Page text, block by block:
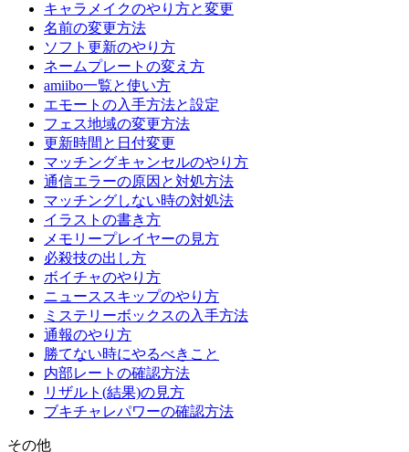
キャラメイクのやり方と変更
名前の変更方法
ソフト更新のやり方
ネームプレートの変え方
amiibo一覧と使い方
エモートの入手方法と設定
フェス地域の変更方法
更新時間と日付変更
マッチングキャンセルのやり方
通信エラーの原因と対処方法
マッチングしない時の対処法
イラストの書き方
メモリープレイヤーの見方
必殺技の出し方
ボイチャのやり方
ニューススキップのやり方
ミステリーボックスの入手方法
通報のやり方
勝てない時にやるべきこと
内部レートの確認方法
リザルト(結果)の見方
ブキチャレパワーの確認方法
その他